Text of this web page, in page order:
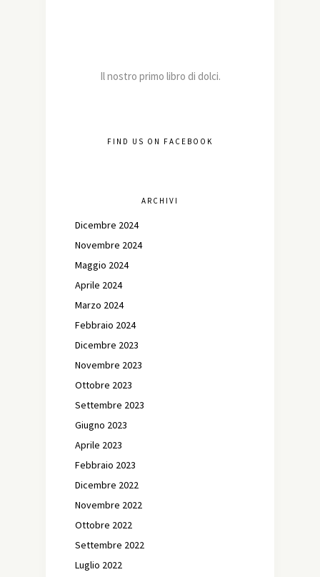
Il nostro primo libro di dolci.
FIND US ON FACEBOOK
ARCHIVI
Dicembre 2024
Novembre 2024
Maggio 2024
Aprile 2024
Marzo 2024
Febbraio 2024
Dicembre 2023
Novembre 2023
Ottobre 2023
Settembre 2023
Giugno 2023
Aprile 2023
Febbraio 2023
Dicembre 2022
Novembre 2022
Ottobre 2022
Settembre 2022
Luglio 2022